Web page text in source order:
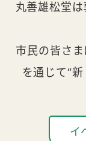
丸善雄松堂
市民の皆さ
を通じて“
イ